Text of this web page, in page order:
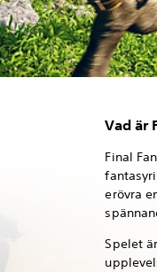
Vad är
Final
erövra
Spelet